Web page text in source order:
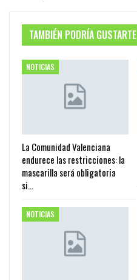
TAMBIÉN PODRÍA GUSTARTE
NOTICIAS
La Comunidad Valenciana
endurece las restricciones: la
mascarilla será obligatoria
si…
NOTICIAS